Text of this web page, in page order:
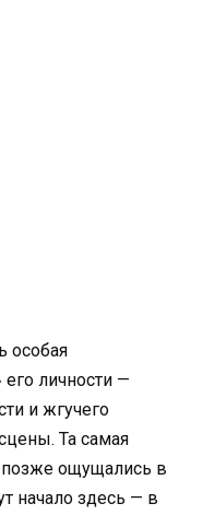
особая
личности —
и жгучего
Та самая
позже ощущались в
начало здесь — в